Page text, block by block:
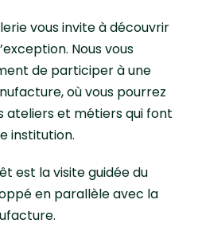
vous invite à découvrir
Nous vous
de participer à une
où vous pourrez
ateliers et métiers qui font
institution.
est la visite guidée du
en parallèle avec la